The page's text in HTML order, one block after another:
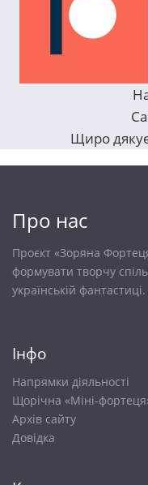
Щиро
Про нас
Проєкт «Зоряна
формувати творчу
українській
Інфо
Напрямки діяльності
Щорічна «Міні-
Архів сайту
Довiдка